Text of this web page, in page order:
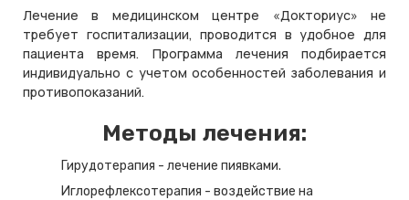
Лечение в медицинском центре «Докториус» не
требует госпитализации, проводится в удобное для
пациента время. Программа лечения подбирается
индивидуально с учетом особенностей заболевания и
противопоказаний.
Методы лечения:
Гирудотерапия - лечение пиявками.
Иглорефлексотерапия - воздействие на